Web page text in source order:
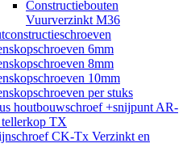
Constructiebouten
Vuurverzinkt M36
6mm
8mm
10mm
per stuks
houtbouwschroef +snijpunt AR-
TX
CK-Tx Verzinkt en